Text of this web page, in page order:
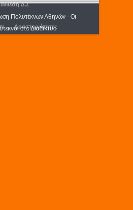
Δ.Σ
Δραστηριότητες
Πολυτέκνων Αθηνών - Οι
στο Διαδίκτυο